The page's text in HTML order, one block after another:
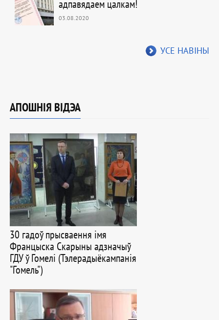
адпавядаем цалкам!
03.08.2020
УСЕ НАВІНЫ
АПОШНІЯ ВІДЭА
30 гадоў прысваення імя
Францыска Скарыны адзначыў
ГДУ ў Гомелі (Тэлерадыёкампанія
"Гомель")